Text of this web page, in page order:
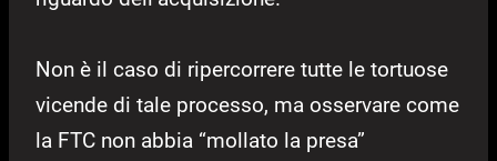
Non è il caso di ripercorrere tutte le tortuose
vicende di tale processo, ma osservare come
la FTC non abbia “mollato la presa”